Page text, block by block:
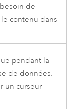
de
contenu dans
pendant la
de données.
un curseur